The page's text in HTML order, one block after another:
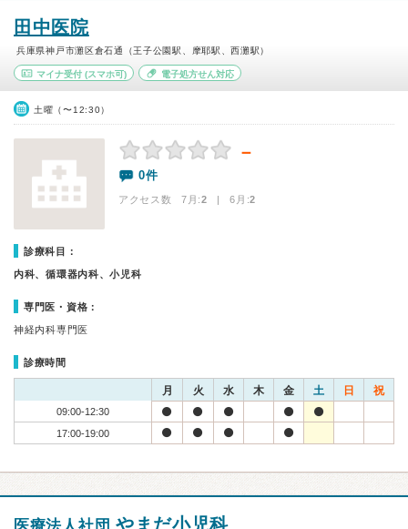
田中医院
兵庫県神戸市灘区倉石通（王子公園駅、摩耶駅、西灘駅）
マイナ受付 (スマホ可) 電子処方せん対応
土曜（〜12:30）
－
0件
アクセス数 7月:2 | 6月:2
診療科目：
内科、循環器内科、小児科
専門医・資格：
神経内科専門医
診療時間
月 火 水 木 金 土 日 祝
09:00-12:30
17:00-19:00
やまだ小児科